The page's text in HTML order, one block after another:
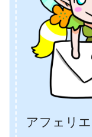
アフェリ